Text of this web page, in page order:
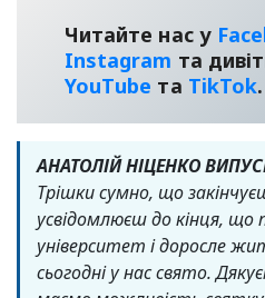
Читайте нас у
Instagram та
YouТube та TikTok.
АНАТОЛІЙ НІЦЕНКО
Трішки сумно, що
усвідомлюєш до кінця, що
університет і доросле
сьогодні у нас свято.